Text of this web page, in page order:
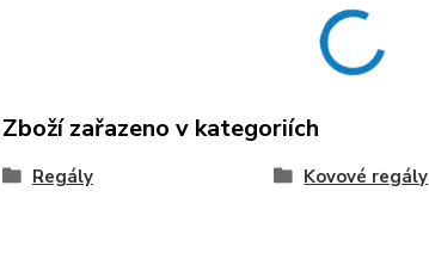
Zboží zařazeno v kategoriích
Regály Kovové regály